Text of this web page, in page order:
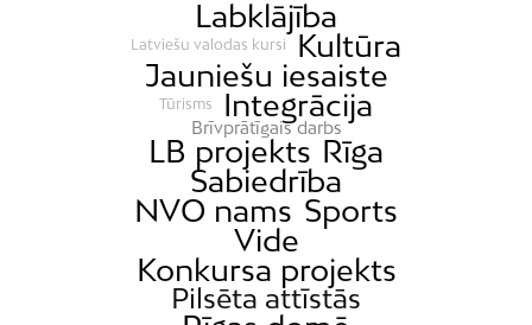
Labklājība
Latviešu valodas kursi
Kultūra
Jauniešu iesaiste
Tūrisms Integrācija
Brīvprātīgais darbs
LB projekts Rīga
Sabiedrība
NVO nams Sports
Vide
Konkursa projekts
Pilsēta attīstās